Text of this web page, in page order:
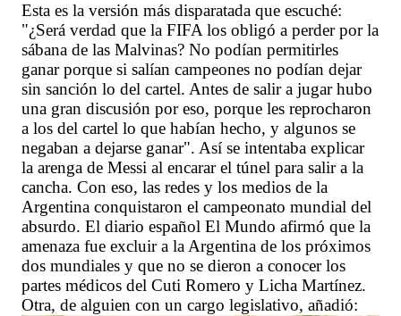
Esta es la versión más disparatada que escuché:
"¿Será verdad que la FIFA los obligó a perder por la
sábana de las Malvinas? No podían permitirles
ganar porque si salían campeones no podían dejar
sin sanción lo del cartel. Antes de salir a jugar hubo
una gran discusión por eso, porque les reprocharon
a los del cartel lo que habían hecho, y algunos se
negaban a dejarse ganar". Así se intentaba explicar
la arenga de Messi al encarar el túnel para salir a la
cancha. Con eso, las redes y los medios de la
Argentina conquistaron el campeonato mundial del
absurdo. El diario español El Mundo afirmó que la
amenaza fue excluir a la Argentina de los próximos
dos mundiales y que no se dieron a conocer los
partes médicos del Cuti Romero y Licha Martínez.
Otra, de alguien con un cargo legislativo, añadió: